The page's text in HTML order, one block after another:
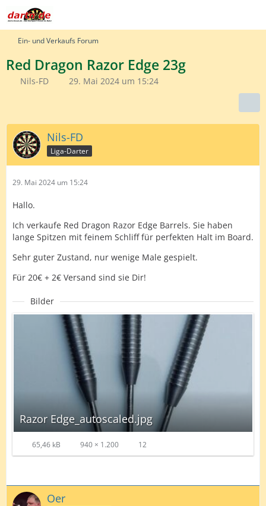
Ein- und Verkaufs Forum
Red Dragon Razor Edge 23g
Nils-FD 29. Mai 2024 um 15:24
Nils-FD
Liga-Darter
29. Mai 2024 um 15:24
Hallo.
Ich verkaufe Red Dragon Razor Edge Barrels. Sie haben
lange Spitzen mit feinem Schliff für perfekten Halt im Board.
Sehr guter Zustand, nur wenige Male gespielt.
Für 20€ + 2€ Versand sind sie Dir!
Bilder
Razor Edge_autoscaled.jpg
65,46 kB 940 × 1.200 12
Oer